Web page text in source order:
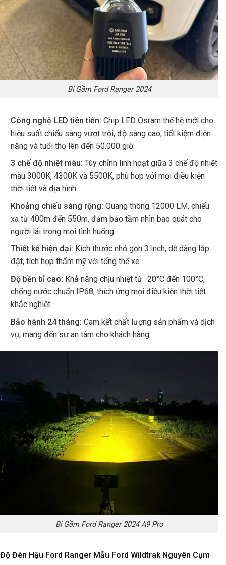
Bi Gầm Ford Ranger 2024
Công nghệ LED tiên tiến: Chip LED Osram thế hệ mới cho
hiệu suất chiếu sáng vượt trội, độ sáng cao, tiết kiệm điện
năng và tuổi thọ lên đến 50.000 giờ.
3 chế độ nhiệt màu: Tùy chỉnh linh hoạt giữa 3 chế độ nhiệt
màu 3000K, 4300K và 5500K, phù hợp với mọi điều kiện
thời tiết và địa hình.
Khoảng chiếu sáng rộng: Quang thông 12000 LM, chiếu
xa từ 400m đến 550m, đảm bảo tầm nhìn bao quát cho
người lái trong mọi tình huống.
Thiết kế hiện đại: Kích thước nhỏ gọn 3 inch, dễ dàng lắp
đặt, tích hợp thẩm mỹ với tổng thể xe.
Độ bền bỉ cao: Khả năng chịu nhiệt từ -20°C đến 100°C,
chống nước chuẩn IP68, thích ứng mọi điều kiện thời tiết
khắc nghiệt.
Bảo hành 24 tháng: Cam kết chất lượng sản phẩm và dịch
vụ, mang đến sự an tâm cho khách hàng.
Bi Gầm Ford Ranger 2024 A9 Pro
Độ Đèn Hậu Ford Ranger Mẫu Ford Wildtrak Nguyên Cụm